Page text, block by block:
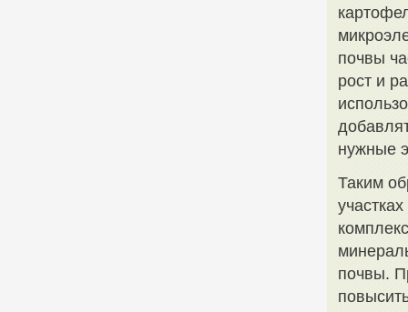
почвы
рост и
нужные
Таким
почвы.